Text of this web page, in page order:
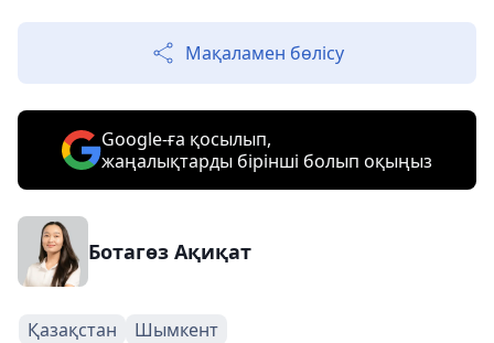
Мақаламен бөлісу
Google-ға қосылып,
жаңалықтарды бірінші болып оқыңыз
Ботагөз Ақиқат
Қазақстан Шымкент